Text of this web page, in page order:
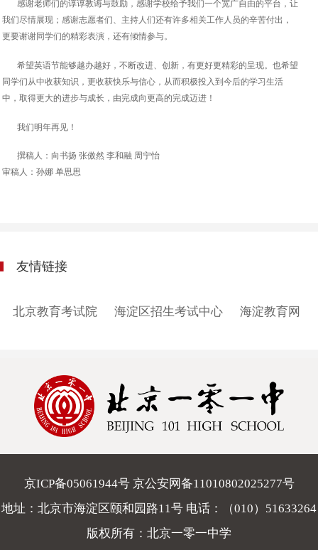
感谢老师们的谆谆教诲与鼓励，感谢学校给予我们一个宽广自由的平台，让
我们尽情展现；感谢志愿者们、主持人们还有许多相关工作人员的辛苦付出，
更要谢谢同学们的精彩表演，还有倾情参与。
希望英语节能够越办越好，不断改进、创新，有更好更精彩的呈现。也希望
同学们从中收获知识，更收获快乐与信心，从而积极投入到今后的学习生活
中，取得更大的进步与成长，由完成向更高的完成迈进！
我们明年再见！
撰稿人：向书扬 张傲然 李和融 周宁怡
审稿人：孙娜 单思思
友情链接
北京教育考试院 海淀区招生考试中心 海淀教育网
京ICP备05061944号 京公安网备11010802025277号
地址：北京市海淀区颐和园路11号 电话：
（010）51633264
版权所有：北京一零一中学